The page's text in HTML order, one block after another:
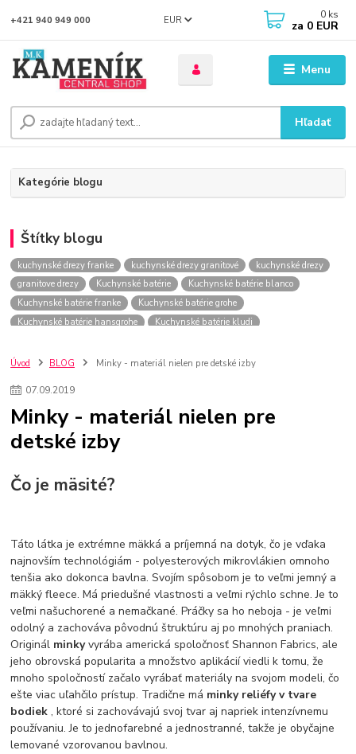
Menu
EUR
Hľadať
+421 940 949 000 0 ks
za 0 EUR
Kategórie blogu
Štítky blogu
kuchynské drezy franke kuchynské drezy granitové
kuchynské drezy
granitove drezy
Kuchynské batérie
Kuchynské batérie blanco
Kuchynské batérie franke
Kuchynské batérie grohe
Kuchynské batérie hansgrohe
Kuchynské batérie kludi
kuchynské batérie sagittarius
kuchynské batérie
vodovodné batérie
kuchynské drezy sety
kúpelňové batérie
vodovodné batérie do kúpelne kuchynske
bidetové batérie
vaňové batérie
vodovodné batérie blanco
vodovodné batérie grohe
Umývadlá
Rohové umývadlá
retro kúpeľne
Nákup tovaru pre firmy bez DPH
Bez DPH
Ako znížiť náklady
Ako znížiť náklady na firmu
szco nakup bez dph nakupovanie na firmu bez dph
nákup bez dph v eu ň
Úvod BLOG Minky - materiál nielen pre detské izby
07.09.2019
Minky - materiál nielen pre
detské izby
Čo je mäsité?
Táto látka je extrémne mäkká a príjemná na dotyk, čo je vďaka
najnovším technológiám - polyesterových mikrovlákien omnoho
tenšia ako dokonca bavlna. Svojím spôsobom je to veľmi jemný a
mäkký fleece. Má priedušné vlastnosti a veľmi rýchlo schne. Je to
veľmi našuchorené a nemačkané. Práčky sa ho neboja - je veľmi
odolný a zachováva pôvodnú štruktúru aj po mnohých praniach.
Originál minkyvyrába americká spoločnosť Shannon Fabrics, ale
jeho obrovská popularita a množstvo aplikácií viedli k tomu, že
mnoho spoločností začalo vyrábať materiály na svojom modeli, čo
ešte viac uľahčilo prístup. Tradične má minky reliéfy v tvare
bodiek, ktoré si zachovávajú svoj tvar aj napriek intenzívnemu
používaniu. Je to jednofarebné a jednostranné, takže je obyčajne
lemované vzorovanou bavlnou.